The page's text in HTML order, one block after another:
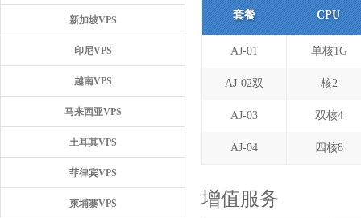
新加坡VPS
印尼VPS
越南VPS
马来西亚VPS
土耳其VPS
菲律宾VPS
柬埔寨VPS
套餐 CPU
AJ-01 单核1G
AJ-02双 核2
AJ-03 双核4
AJ-04 四核8
增值服务